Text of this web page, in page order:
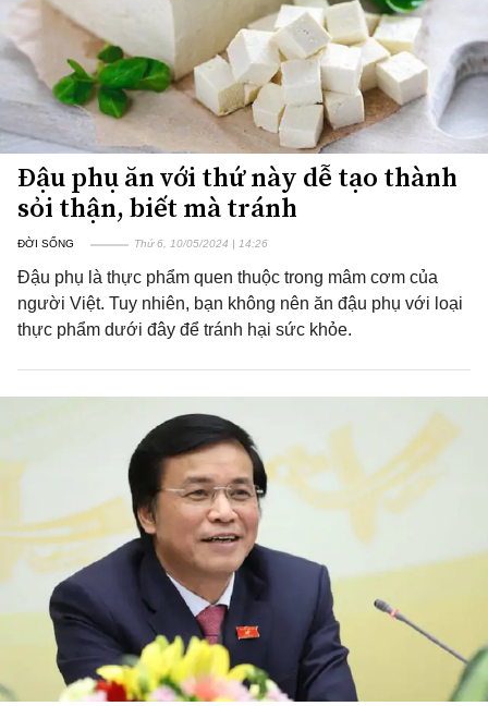
Đậu phụ ăn với thứ này dễ tạo thành
sỏi thận, biết mà tránh
ĐỜI SỐNG Thứ 6, 10/05/2024 | 14:26
Đậu phụ là thực phẩm quen thuộc trong mâm cơm của
người Việt. Tuy nhiên, bạn không nên ăn đậu phụ với loại
thực phẩm dưới đây để tránh hại sức khỏe.